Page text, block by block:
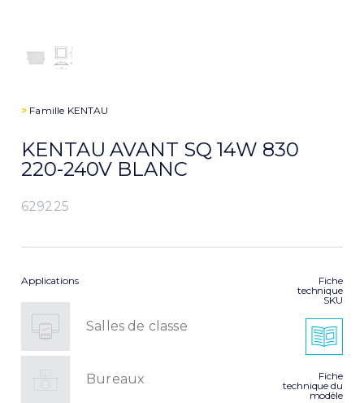
> Famille KENTAU
KENTAU AVANT SQ 14W 830
220-240V BLANC
629225
Applications
Salles de classe
Bureaux
Fiche
technique
SKU
Fiche
technique du
modèle